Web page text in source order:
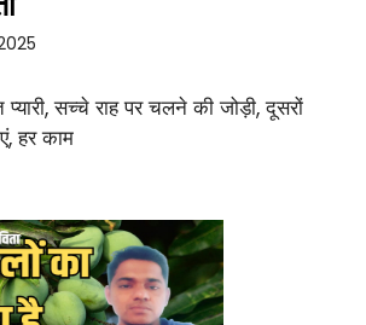
सच्चे राह पर चलने की जोड़ी, दूसरों
हर काम